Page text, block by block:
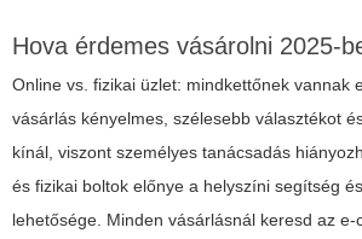
Hova érdemes vásárolni 2025-
Online vs. fizikai üzlet: mindkettőnek vannak
vásárlás kényelmes, szélesebb választékot
kínál, viszont személyes tanácsadás
és fizikai boltok előnye a helyszíni segítség
lehetősége. Minden vásárlásnál keresd az e-